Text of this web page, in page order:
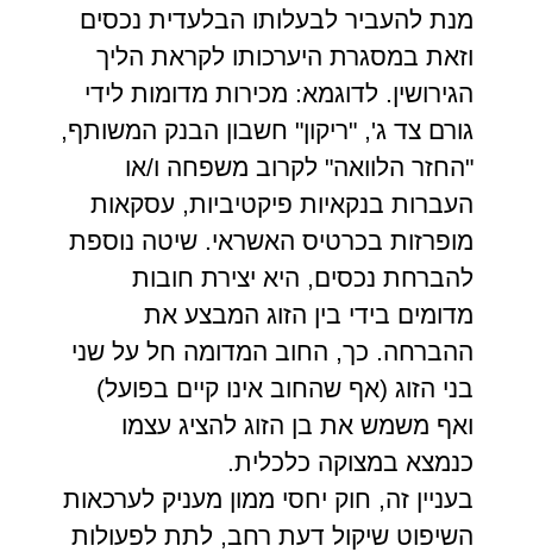
מנת להעביר לבעלותו הבלעדית נכסים
וזאת במסגרת היערכותו לקראת הליך
הגירושין. לדוגמא: מכירות מדומות לידי
גורם צד ג', "ריקון" חשבון הבנק המשותף,
"החזר הלוואה" לקרוב משפחה ו/או
העברות בנקאיות פיקטיביות, עסקאות
מופרזות בכרטיס האשראי. שיטה נוספת
להברחת נכסים, היא יצירת חובות
מדומים בידי בין הזוג המבצע את
ההברחה. כך, החוב המדומה חל על שני
בני הזוג (אף שהחוב אינו קיים בפועל)
ואף משמש את בן הזוג להציג עצמו
כנמצא במצוקה כלכלית.
בעניין זה, חוק יחסי ממון מעניק לערכאות
השיפוט שיקול דעת רחב, לתת לפעולות